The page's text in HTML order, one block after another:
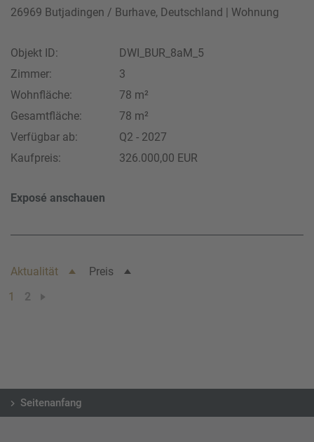
26969 Butjadingen / Burhave, Deutschland | Wohnung
Objekt ID:
DWI_BUR_8aM_5
Zimmer:
3
Wohnfläche:
78 m²
Gesamtfläche:
78 m²
Verfügbar ab:
Q2 - 2027
Kaufpreis:
326.000,00 EUR
Exposé anschauen
Aktualität
Preis
1
2
Seitenanfang